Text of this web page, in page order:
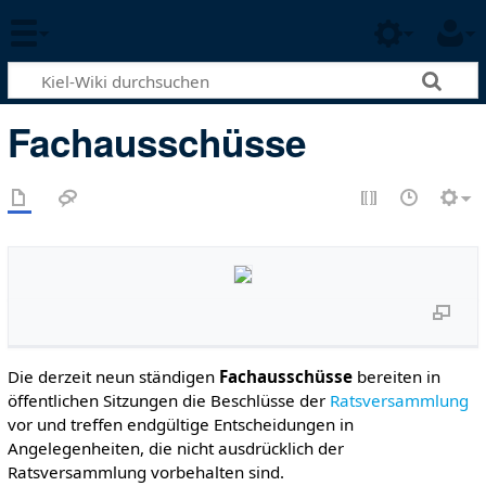
Fachausschüsse
Die derzeit neun ständigen Fachausschüssebereiten in
öffentlichen Sitzungen die Beschlüsse der Ratsversammlung
vor und treffen endgültige Entscheidungen in
Angelegenheiten, die nicht ausdrücklich der
Ratsversammlung vorbehalten sind.